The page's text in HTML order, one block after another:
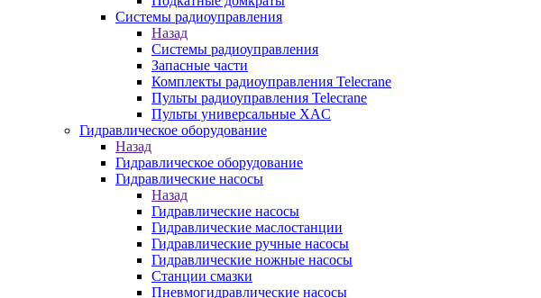
Системы радиоуправления
Назад
Системы радиоуправления
Запасные части
Комплекты радиоуправления Telecrane
Пульты радиоуправления Telecrane
Пульты универсальные XAC
Гидравлическое оборудование
Назад
Гидравлическое оборудование
Гидравлические насосы
Назад
Гидравлические насосы
Гидравлические маслостанции
Гидравлические ручные насосы
Гидравлические ножные насосы
Станции смазки
Пневмогидравлические насосы